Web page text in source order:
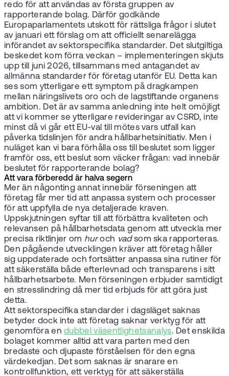
redo för att användas av första gruppen av
rapporterande bolag. Därför godkände
Europaparlamentets utskott för rättsliga frågor i slutet
av januari ett förslag om att officiellt senarelägga
införandet av sektorspecifika standarder. Det slutgiltiga
beskedet kom förra veckan – implementeringen skjuts
upp till juni 2026, tillsammans med antagandet av
allmänna standarder för företag utanför EU. Detta kan
ses som ytterligare ett symptom på dragkampen
mellan näringslivets oro och de lagstiftande organens
ambition. Det är av samma anledning inte helt omöjligt
att vi kommer se ytterligare revideringar av CSRD, inte
minst då vi går ett EU-val till mötes vars utfall kan
påverka tidslinjen för andra hållbarhetsinitiativ. Men i
nuläget kan vi bara förhålla oss till beslutet som ligger
framför oss, ett beslut som väcker frågan: vad innebär
beslutet för rapporterande bolag?
Att vara förberedd är halva segern
Mer än någonting annat innebär förseningen att
företag får mer tid att anpassa system och processer
för att uppfylla de nya detaljerade kraven.
Uppskjutningen syftar till att förbättra kvaliteten och
relevansen på hållbarhetsdata genom att utveckla mer
precisa riktlinjer om huroch vadsom ska rapporteras.
Den pågående utvecklingen kräver att företag håller
sig uppdaterade och fortsätter anpassa sina rutiner för
att säkerställa både efterlevnad och transparens i sitt
hållbarhetsarbete. Men förseningen erbjuder samtidigt
en stresslindring då mer tid erbjuds för att göra just
detta.
Att sektorspecifika standarder i dagsläget saknas
betyder dock inte att företag saknar verktyg för att
genomföra endubbel väsentlighetsanalys. Det enskilda
bolaget kommer alltid att vara parten med den
bredaste och djupaste förståelsen för den egna
värdekedjan. Det som saknas är snarare en
kontrollfunktion, ett verktyg för att säkerställa